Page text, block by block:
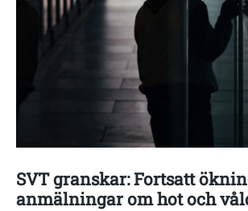
SVT granskar: Fortsatt
anmälningar om hot och